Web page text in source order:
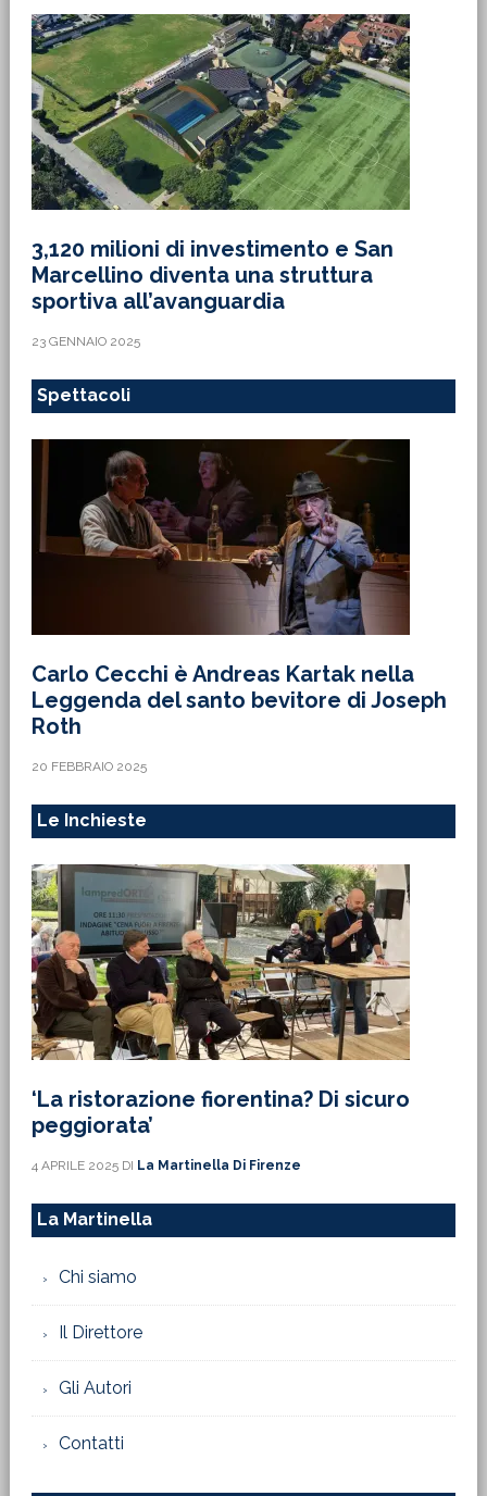
3,120 milioni di investimento e San
Marcellino diventa una struttura
sportiva all’avanguardia
23 GENNAIO 2025
Spettacoli
Carlo Cecchi è Andreas Kartak nella
Leggenda del santo bevitore di Joseph
Roth
20 FEBBRAIO 2025
Le Inchieste
‘La ristorazione fiorentina? Di sicuro
peggiorata’
4 APRILE 2025DI La Martinella Di Firenze
La Martinella
Chi siamo
Il Direttore
Gli Autori
Contatti